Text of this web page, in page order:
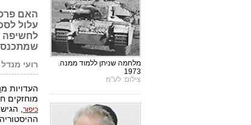
האם
עלול
לחשיפה
רועי מנדל
העדויות מ
מוחזקים
כיפור,
מלחמה שניתן ללמוד ממנה.
1973
צילום: לע"מ